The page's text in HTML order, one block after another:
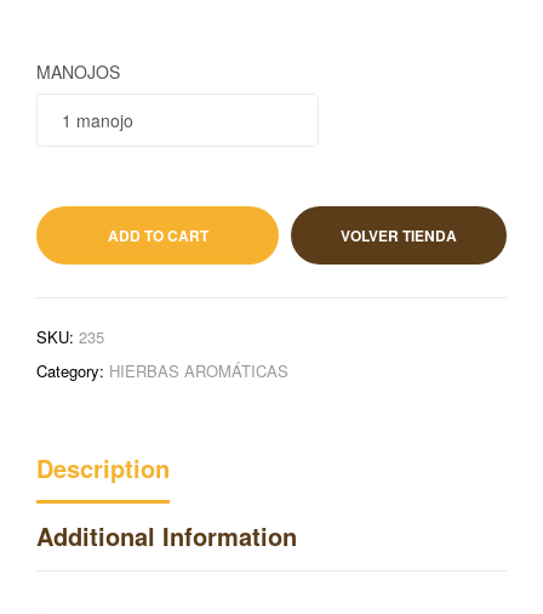
MANOJOS
ADD TO CART VOLVER TIENDA
SKU: 235
Category: HIERBAS AROMÁTICAS
Description
Additional Information